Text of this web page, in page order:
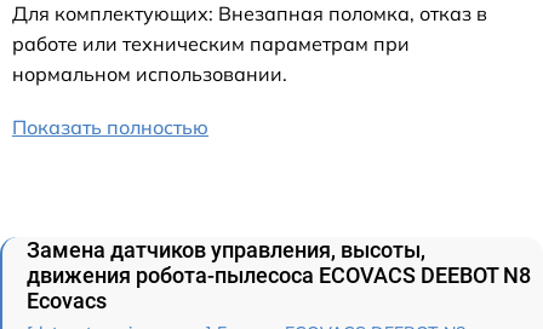
Для комплектующих: Внезапная поломка, отказ в
работе или техническим параметрам при
нормальном использовании.
Показать полностью
Замена датчиков управления, высоты,
движения робота-пылесоса ECOVACS DEEBOT N8
Ecovacs